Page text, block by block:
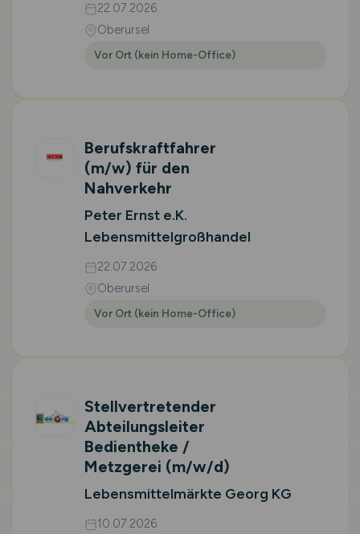
22.07.2026
Oberursel
Vor Ort (kein Home-Office)
Berufskraftfahrer
(m/w) für den
Nahverkehr
Peter Ernst e.K.
Lebensmittelgroßhandel
22.07.2026
Oberursel
Vor Ort (kein Home-Office)
Stellvertretender
Abteilungsleiter
Bedientheke /
Metzgerei (m/w/d)
Lebensmittelmärkte Georg KG
10.07.2026